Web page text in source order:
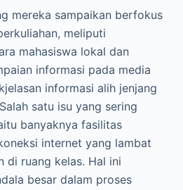
mereka sampaikan berfokus
meliputi
mahasiswa lokal dan
informasi pada media
informasi alih jenjang
satu isu yang sering
banyaknya fasilitas
internet yang lambat
di ruang kelas. Hal ini
besar dalam proses